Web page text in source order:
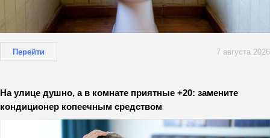
Перейти 7 августа 2026
На улице душно, а в комнате приятные +20: замените
кондиционер копеечным средством